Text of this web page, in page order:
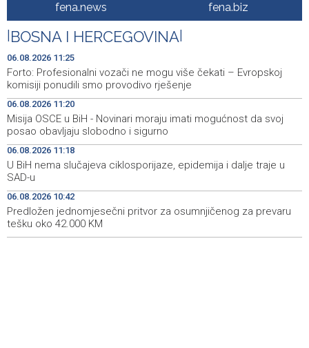
Misija OSCE u BiH - Novinari moraju imati mogućnost da
svoj posao obavljaju slobodno i sigurno
11:18
U BiH nema slučajeva ciklosporijaze, epidemija i dalje
traje u SAD-u
Ulysses obilježava završetak "Kralja Leara" nakon 26
sezona
11:07
Sjeverna Koreja ispalila neidentifikovani projektil prema
moru
11:00
Sunčano i vruće narednih dana, u popodnevnim
satima izgledni lokalni pljuskovi
10:48
Dvije bivše iranske nogometašice 'ponosne' na
dobijanje australskog državljanstva
fena.news fena.biz
BOSNA I HERCEGOVINA
06.08.2026 11:25
Forto: Profesionalni vozači ne mogu više čekati – Evropskoj
komisiji ponudili smo provodivo rješenje
06.08.2026 11:20
Misija OSCE u BiH - Novinari moraju imati mogućnost da svoj
posao obavljaju slobodno i sigurno
06.08.2026 11:18
U BiH nema slučajeva ciklosporijaze, epidemija i dalje traje u
SAD-u
06.08.2026 10:42
Predložen jednomjesečni pritvor za osumnjičenog za prevaru
tešku oko 42.000 KM